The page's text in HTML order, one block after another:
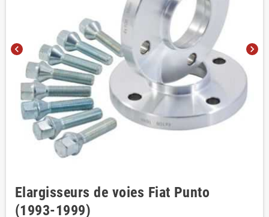
chevron_left chevron_right
Elargisseurs de voies Fiat Punto
(1993-1999)